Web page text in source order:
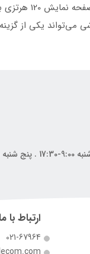
می‌تواند یکی از
ارتباط با ما
021-67964